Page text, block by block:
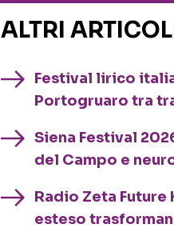
ALTRI
Festival lirico
Portogruaro tra
Siena Festival
del Campo e
Radio Zeta
esteso